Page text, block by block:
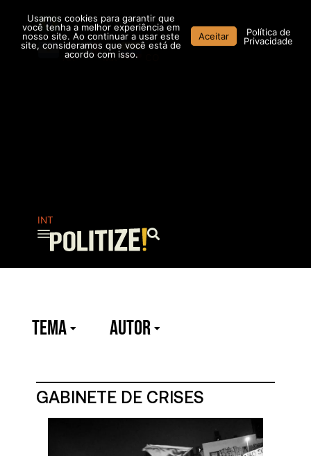
conteúdo
AR MX
INT
Pesquisar
TEMA Autor
GABINETE DE CRISES
Usamos cookies para garantir que
você tenha a melhor experiência em
nosso site. Ao continuar a usar este
site, consideramos que você está de
acordo com isso.
Aceitar
Política de
Privacidade